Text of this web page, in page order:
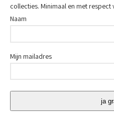
collecties. Minimaal en met respect
Naam
Mijn mailadres
ja